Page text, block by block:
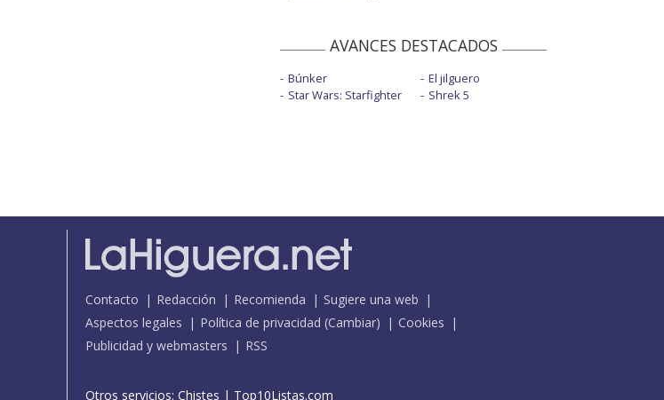
AVANCES DESTACADOS
Búnker
Star Wars: Starfighter
El jilguero
Shrek 5
Contacto Redacción Recomienda
Sugiere una web
Aspectos legales
Política de privacidad (Cambiar)
Cookies
Publicidad y webmasters
RSS
Otros servicios: Chistes | Top10Listas.com